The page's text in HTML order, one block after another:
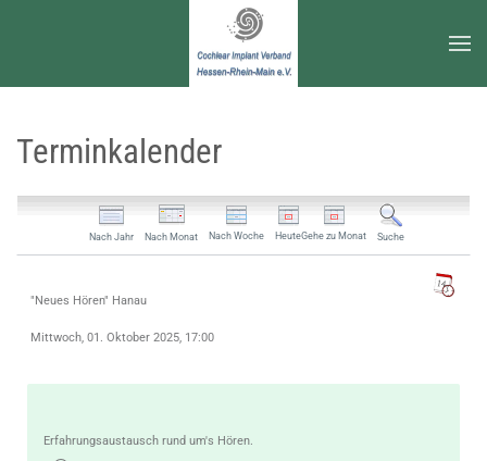
Zum Hauptinhalt springen
Terminkalender
Nach Jahr Nach Monat Nach Woche HeuteGehe zu Monat Suche
"Neues Hören" Hanau
Mittwoch, 01. Oktober 2025, 17:00
Erfahrungsaustausch rund um's Hören.